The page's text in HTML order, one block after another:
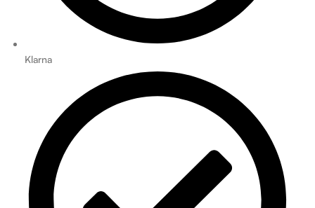
Klarna